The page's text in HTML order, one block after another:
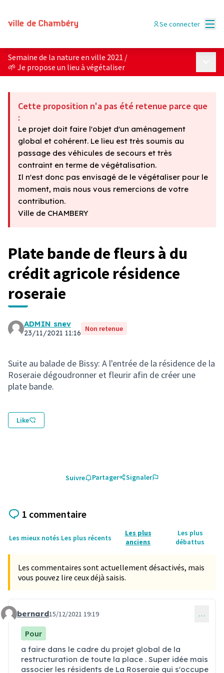
Se connecter
Semaine de la nature en ville 2021 /
🌱 Je propose un lieu à végétaliser
Cette proposition n'a pas été retenue parce que
:
Le projet doit faire l'objet d'un aménagement
global et cohérent. Le lieu est très soumis au
passage des véhicules de secours et très
contraint en terme de végétalisation.
Il n'est donc pas envisagé de le végétaliser pour le
moment, mais nous vous remercions de votre
contribution.
Ville de CHAMBERY
Plate bande de fleurs à du
crédit agricole résidence
roseraie
ADMIN snev
23/11/2021 11:16 Non retenue
Suite au balade de Bissy: A l'entrée de la résidence de la
Roseraie dégoudronner et fleurir afin de créer une
plate bande.
Like
Suivre Partager Signaler
1 commentaire
Les mieux notés Les plus récents
Les plus
anciens
Les plus
débattus
Les commentaires sont actuellement désactivés, mais
vous pouvez lire ceux déjà saisis.
Commentaire 43
bernard15/12/2021 19:19 …
Pour
a faire dans le cadre du projet global de la
restructuration de toute la place . Super idée mais
associer les résidents de La Roseraie qui s'occupe